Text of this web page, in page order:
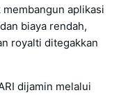
aplikasi
biaya rendah,
royalti ditegakkan
dijamin melalui